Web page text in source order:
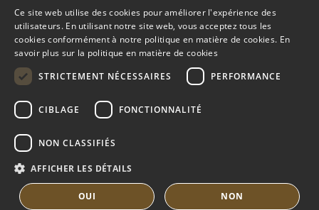
© COPYRIGHT 2008
CONSEILS JURIDIQUES
POLITIQUE DE CONFIDENTIALITÉ
POLITIQUE DE COOKIESBUILT BY INMOBA
SPANISH
Ce site web utilise des cookies pour améliorer l'expérience des
utilisateurs. En utilisant notre site web, vous acceptez tous les
cookies conformément à notre politique en matière de cookies. En
savoir plus sur la politique en matière de cookies
STRICTEMENT NÉCESSAIRES
PERFORMANCE
CIBLAGE FONCTIONNALITÉ
NON CLASSIFIÉS
AFFICHER LES DÉTAILS
OUI NON